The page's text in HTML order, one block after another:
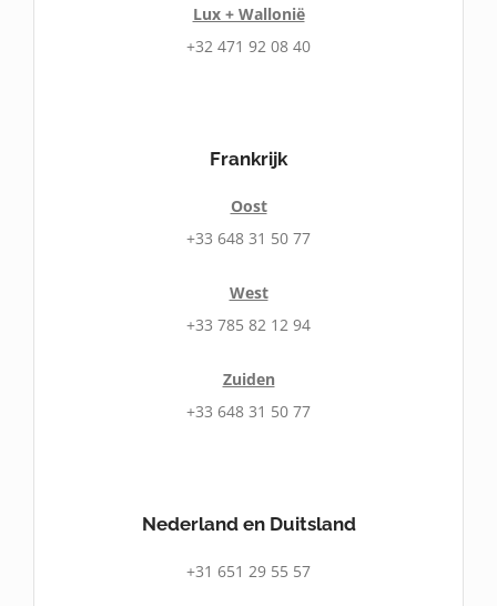
Lux + Wallonië
+32 471 92 08 40
Frankrijk
Oost
+33 648 31 50 77
West
+33 785 82 12 94
Zuiden
+33 648 31 50 77
Nederland en Duitsland
+31 651 29 55 57